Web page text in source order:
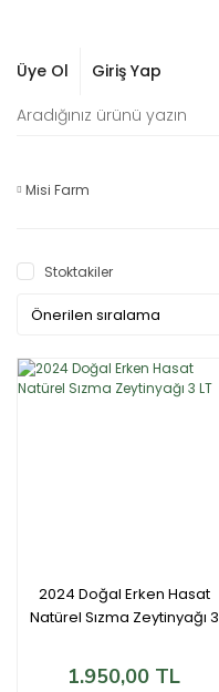
Üye Ol Giriş Yap
Misi Farm
Stoktakiler
2024 Doğal Erken Hasat
Natürel Sızma Zeytinyağı 3
1.950,00 TL